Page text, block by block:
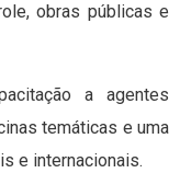
obras públicas e
a agentes
temáticas e uma
e internacionais.